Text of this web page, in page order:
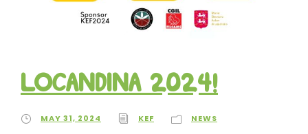
Locandina 2024!
MAY 31, 2024 KEF NEWS